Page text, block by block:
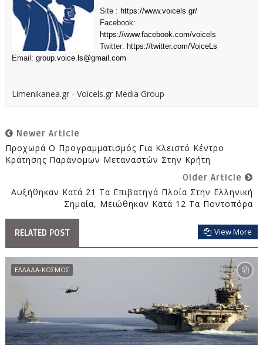
Site : https://www.voicels.gr/
Facebook:
https://www.facebook.com/voicels
Twitter: https://twitter.com/VoiceLs
Email: group.voice.ls@gmail.com
Limenikanea.gr - Voicels.gr Media Group
Newer Article
Προχωρά Ο Προγραμματισμός Για Κλειστό Κέντρο
Κράτησης Παράνομων Μεταναστών Στην Κρήτη
Older Article
Αυξήθηκαν Κατά 21 Τα Επιβατηγά Πλοία Στην Ελληνική
Σημαία, Μειώθηκαν Κατά 12 Τα Ποντοπόρα
RELATED POST View More
ΕΛΛΑΔΑ-ΚΟΣΜΟΣ